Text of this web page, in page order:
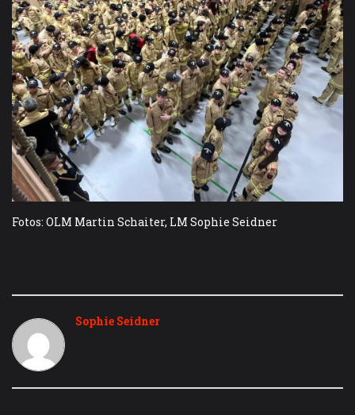
Fotos: OLM Martin Schaiter, LM Sophie Seidner
Sophie Seidner